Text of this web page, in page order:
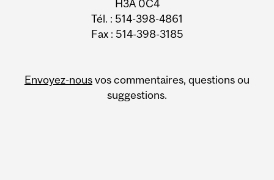
H3A 0C4
Tél. : 514-398-4861
Fax : 514-398-3185
Envoyez-nousvos commentaires, questions ou
suggestions.